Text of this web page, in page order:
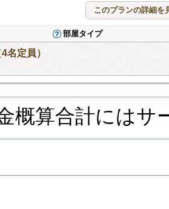
部屋タイプ
名定員）
概算合計にはサ